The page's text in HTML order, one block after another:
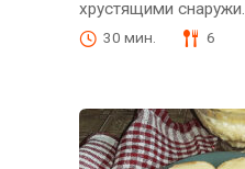
хрустящими снаружи.
30 мин. 6